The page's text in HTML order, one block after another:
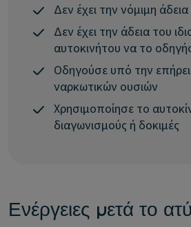
Δεν έχει την νόμιμη
Δεν έχει την άδεια του
αυτοκινήτου να το
Οδηγούσε υπό την
ναρκωτικών ουσιών
Χρησιμοποίησε το
διαγωνισμούς ή δοκιμές
Ενέργειες μετά το